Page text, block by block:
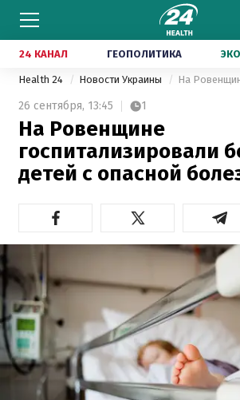
24 КАНАЛ ГЕОПОЛИТИКА
Health 24 Новости Украины
26 сентября, 13:45 1
На Ровенщине
госпитализировали
детей c опасной